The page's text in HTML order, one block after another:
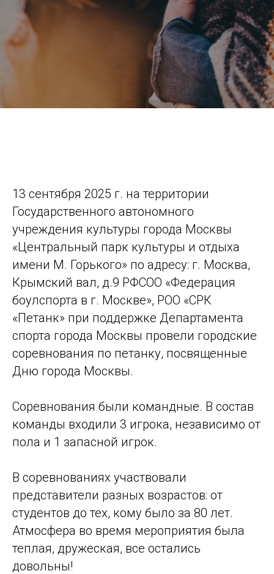
13 сентября 2025 г. на территории
Государственного автономного
учреждения культуры города Москвы
«Центральный парк культуры и отдыха
имени М. Горького» по адресу: г. Москва,
Крымский вал, д.9 РФСОО «Федерация
боулспорта в г. Москве», РОО «СРК
«Петанк» при поддержке Департамента
спорта города Москвы провели городские
соревнования по петанку, посвященные
Дню города Москвы.
Соревнования были командные. В состав
команды входили 3 игрока, независимо от
пола и 1 запасной игрок.
В соревнованиях участвовали
представители разных возрастов: от
студентов до тех, кому было за 80 лет.
Атмосфера во время мероприятия была
теплая, дружеская, все остались
довольны!